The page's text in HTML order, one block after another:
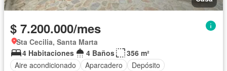
$ 7.200.000/mes
Sta Cecilia, Santa Marta
4 Habitaciones
4 Baños
356 m²
Aire acondicionado
Aparcadero
Depósito